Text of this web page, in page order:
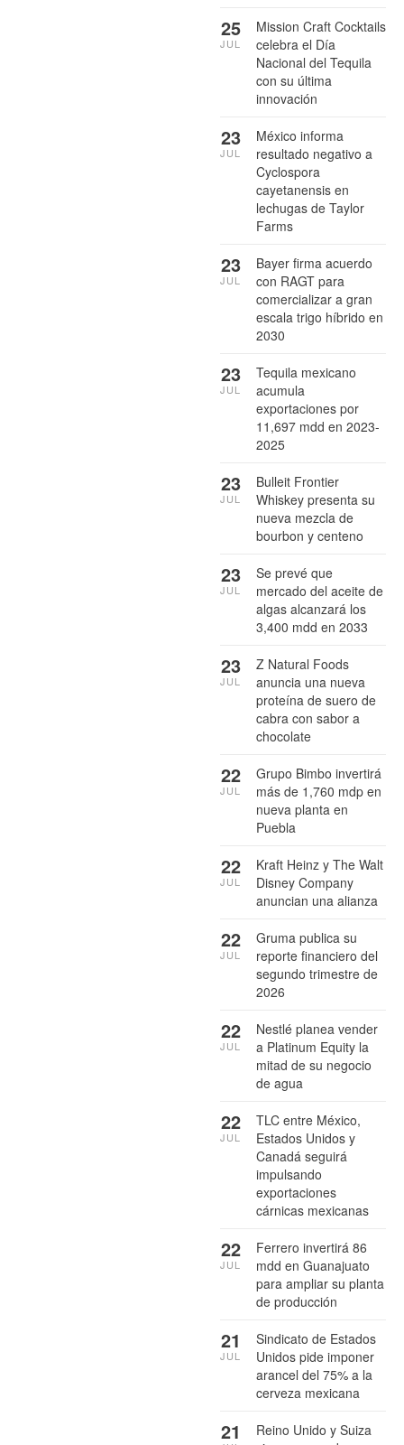
Mission Craft Cocktails
celebra el Día
Nacional del Tequila
con su última
innovación
25
JUL
México informa
resultado negativo a
Cyclospora
cayetanensis en
lechugas de Taylor
Farms
23
JUL
Bayer firma acuerdo
con RAGT para
comercializar a gran
escala trigo híbrido en
2030
23
JUL
Tequila mexicano
acumula
exportaciones por
11,697 mdd en 2023-
2025
23
JUL
Bulleit Frontier
Whiskey presenta su
nueva mezcla de
bourbon y centeno
23
JUL
Se prevé que
mercado del aceite de
algas alcanzará los
3,400 mdd en 2033
23
JUL
Z Natural Foods
anuncia una nueva
proteína de suero de
cabra con sabor a
chocolate
23
JUL
Grupo Bimbo invertirá
más de 1,760 mdp en
nueva planta en
Puebla
22
JUL
Kraft Heinz y The Walt
Disney Company
anuncian una alianza
22
JUL
Gruma publica su
reporte financiero del
segundo trimestre de
2026
22
JUL
Nestlé planea vender
a Platinum Equity la
mitad de su negocio
de agua
22
JUL
TLC entre México,
Estados Unidos y
Canadá seguirá
impulsando
exportaciones
cárnicas mexicanas
22
JUL
Ferrero invertirá 86
mdd en Guanajuato
para ampliar su planta
de producción
22
JUL
Sindicato de Estados
Unidos pide imponer
arancel del 75% a la
cerveza mexicana
21
JUL
Reino Unido y Suiza
21